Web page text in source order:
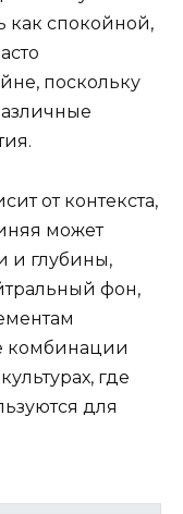
как спокойной,
поскольку
от контекста,
может
и глубины,
фон,
комбинации
где
для